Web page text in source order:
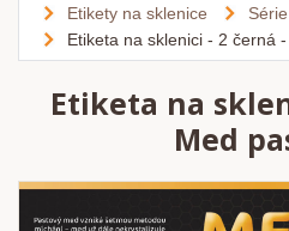
Etikety na sklenice
Etiketa na sklenici - 2 černá
Etiketa na
Med